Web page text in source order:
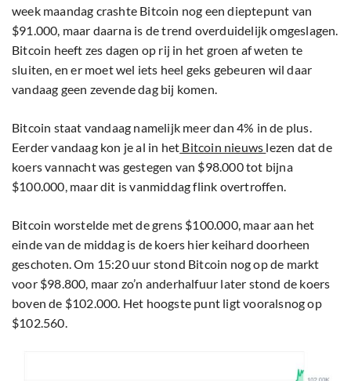
week maandag crashte Bitcoin nog een dieptepunt van
$91.000, maar daarna is de trend overduidelijk omgeslagen.
Bitcoin heeft zes dagen op rij in het groen af weten te
sluiten, en er moet wel iets heel geks gebeuren wil daar
vandaag geen zevende dag bij komen.
Bitcoin staat vandaag namelijk meer dan 4% in de plus.
Eerder vandaag kon je al in het Bitcoin nieuws lezen dat de
koers vannacht was gestegen van $98.000 tot bijna
$100.000, maar dit is vanmiddag flink overtroffen.
Bitcoin worstelde met de grens $100.000, maar aan het
einde van de middag is de koers hier keihard doorheen
geschoten. Om 15:20 uur stond Bitcoin nog op de markt
voor $98.800, maar zo’n anderhalfuur later stond de koers
boven de $102.000. Het hoogste punt ligt vooralsnog op
$102.560.